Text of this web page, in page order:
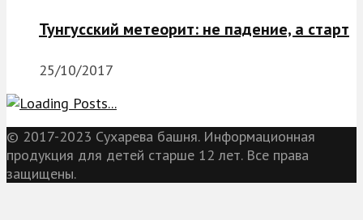
Тунгусский метеорит: не падение, а старт
25/10/2017
© 2017-2023 Сухарева башня. Информационная
продукция для детей старше 12 лет. Все права
защищены.